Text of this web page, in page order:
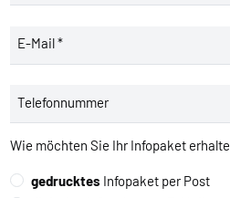
E-Mail *
Telefonnummer
Wie möchten Sie Ihr Infopaket
gedrucktes Infopaket per Post